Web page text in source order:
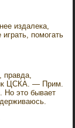
издалека,
помогать
правда,
ЦСКА. — Прим.
Но это бывает